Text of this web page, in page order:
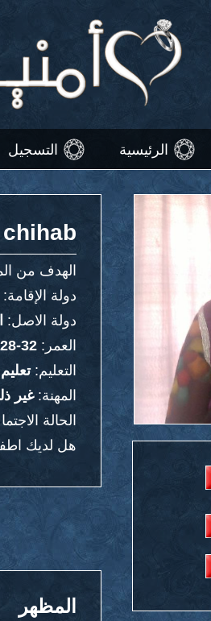
الرئيسية التسجيل
الهدف من
دولة الإقامة:
دولة الاصل:
العمر: 32-28
التعليم:
المهنة:غير
الحالة
هل لديك
المظهر